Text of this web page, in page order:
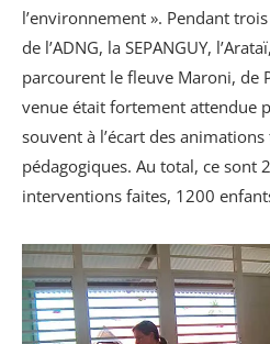
l’environnement ». Pendant
de l’ADNG, la SEPANGUY,
parcourent le fleuve Maroni, de
venue était fortement attendue
souvent à l’écart des
pédagogiques. Au total, ce sont
interventions faites, 1200